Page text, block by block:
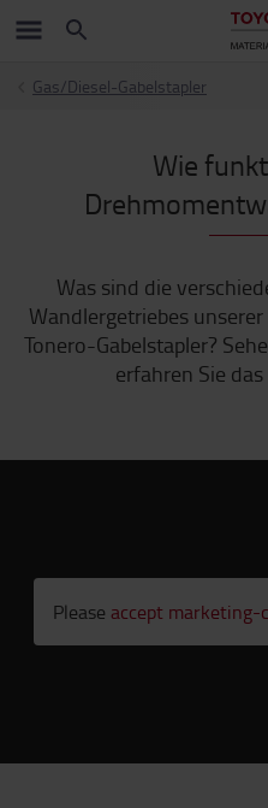
Gas/Diesel-Gabelstapler
Wie
Was sind die
Wandlergetriebes
Tonero-Gabelstapler?
erfahren Sie
Please accept marketing-